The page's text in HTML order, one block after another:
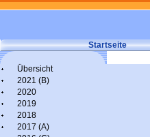
Startseite
Übersicht
2021 (B)
2020
2019
2018
2017 (A)